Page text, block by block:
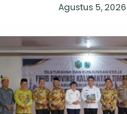
Agustus 5, 2026